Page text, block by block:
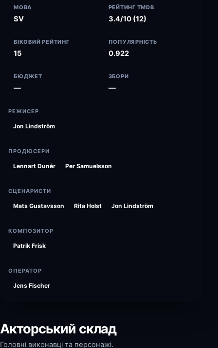
МОВА
SV
РЕЙТИНГ TMDB
3.4/10 (12)
ВІКОВИЙ РЕЙТИНГ
15
ПОПУЛЯРНІСТЬ
0.922
БЮДЖЕТ
—
ЗБОРИ
—
РЕЖИСЕР
Jon Lindström
ПРОДЮСЕРИ
Lennart Dunér Per Samuelsson
СЦЕНАРИСТИ
Mats Gustavsson Rita Holst Jon Lindström
КОМПОЗИТОР
Patrik Frisk
ОПЕРАТОР
Jens Fischer
Акторський склад
Головні виконавці та персонажі.